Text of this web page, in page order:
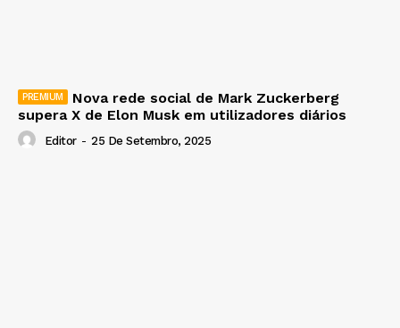
Nova rede social de Mark Zuckerberg
supera X de Elon Musk em utilizadores diários
Editor - 25 De Setembro, 2025